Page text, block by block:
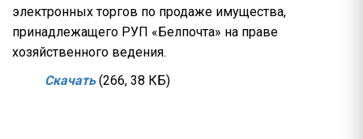
электронных торгов по продаже имущества,
принадлежащего РУП «Белпочта» на праве
хозяйственного ведения.
Скачать(266, 38 КБ)